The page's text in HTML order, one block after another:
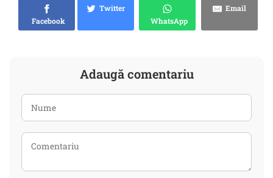
Facebook
Twitter
WhatsApp
Email
Adaugă comentariu